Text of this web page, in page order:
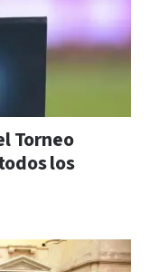
Torneo
los